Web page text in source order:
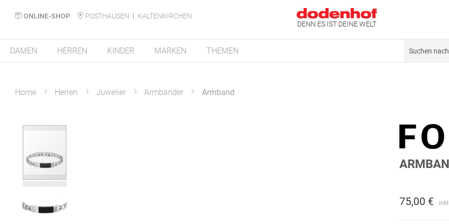
ONLINE-SHOP POSTHAUSEN
KALTENKIRCHEN
DENN ES IST DEINE WELT
DAMEN HERREN KINDER MARKEN THEMEN
Home Herren Juwelier Armbänder Armband
Zum
Bildergalerie
springen
75,00 €